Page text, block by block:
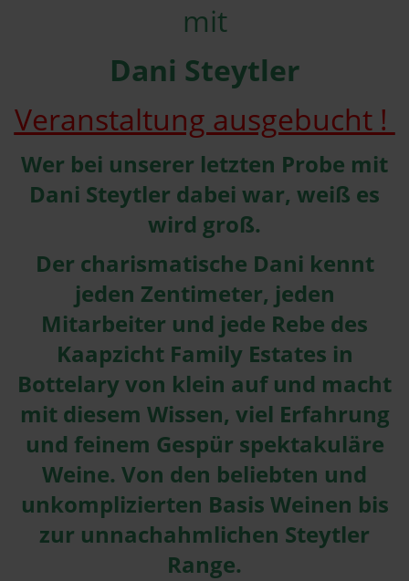
mit
Dani Steytler
Veranstaltung ausgebucht !
Wer bei unserer letzten Probe mit
Dani Steytler dabei war, weiß es
wird groß.
Der charismatische Dani kennt
jeden Zentimeter, jeden
Mitarbeiter und jede Rebe des
Kaapzicht Family Estates in
Bottelary von klein auf und macht
mit diesem Wissen, viel Erfahrung
und feinem Gespür spektakuläre
Weine. Von den beliebten und
unkomplizierten Basis Weinen bis
zur unnachahmlichen Steytler
Range.